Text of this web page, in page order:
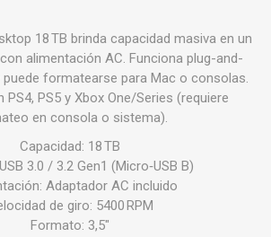
18 TB brinda capacidad masiva en un
alimentación AC. Funciona plug-and-
puede formatearse para Mac o consolas.
PS4, PS5 y Xbox One/Series (requiere
en consola o sistema).
Capacidad: 18 TB
3.0 / 3.2 Gen1 (Micro‑USB B)
Adaptador AC incluido
de giro: 5400 RPM
Formato: 3,5″